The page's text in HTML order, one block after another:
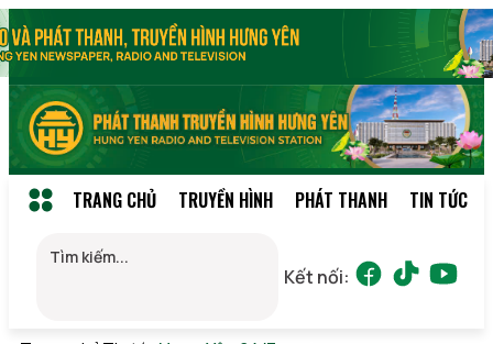
TRANG CHỦ TRUYỀN HÌNH PHÁT THANH TIN TỨC
Kết nối: